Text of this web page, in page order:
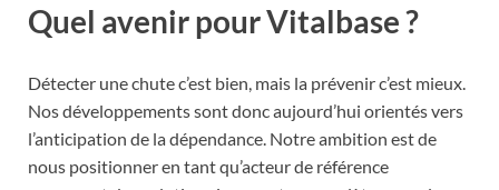
Quel avenir pour Vitalbase ?
Détecter une chute c’est bien, mais la prévenir c’est mieux.
Nos développements sont donc aujourd’hui orientés vers
l’anticipation de la dépendance. Notre ambition est de
nous positionner en tant qu’acteur de référence